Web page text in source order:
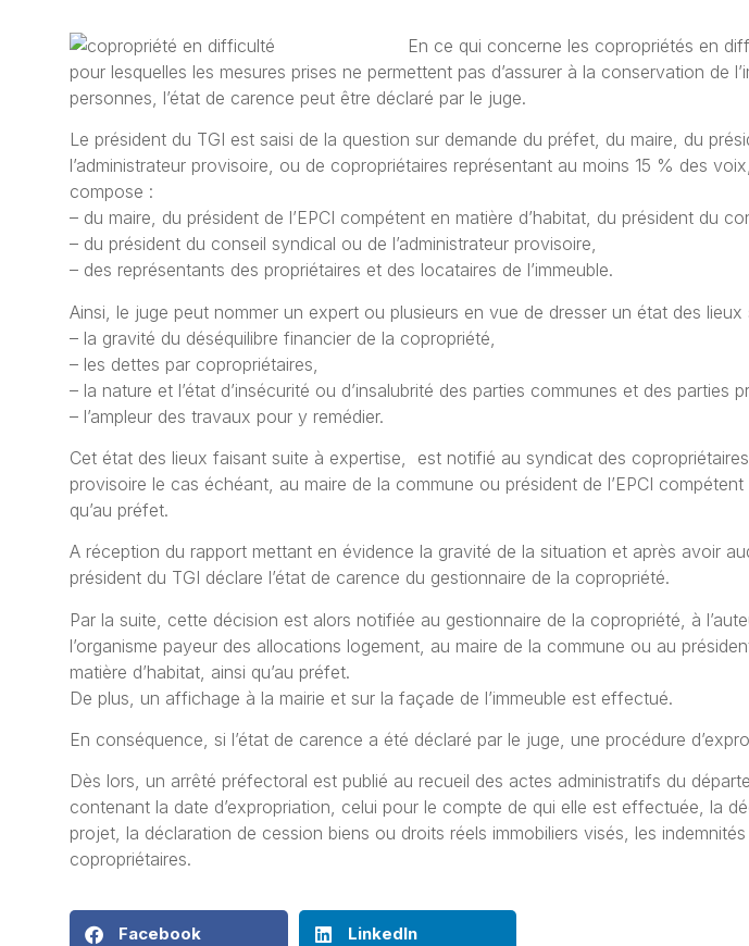
En ce qui concerne les copropriétés en
pour lesquelles les mesures prises ne permettent pas d’assurer à la conservation de
personnes, l’état de carence peut être déclaré par le juge.
Le président du TGI est saisi de la question sur demande du préfet, du maire, du
l’administrateur provisoire, ou de copropriétaires représentant au moins 15 % des
compose :
– du maire, du président de l’EPCI compétent en matière d’habitat, du président du
– du président du conseil syndical ou de l’administrateur provisoire,
– des représentants des propriétaires et des locataires de l’immeuble.
Ainsi, le juge peut nommer un expert ou plusieurs en vue de dresser un état des lieux
– la gravité du déséquilibre financier de la copropriété,
– les dettes par copropriétaires,
– la nature et l’état d’insécurité ou d’insalubrité des parties communes et des parties
– l’ampleur des travaux pour y remédier.
Cet état des lieux faisant suite à expertise, est notifié au syndicat des copropriétaires
provisoire le cas échéant, au maire de la commune ou président de l’EPCI compétent
qu’au préfet.
A réception du rapport mettant en évidence la gravité de la situation et après avoir
président du TGI déclare l’état de carence du gestionnaire de la copropriété.
Par la suite, cette décision est alors notifiée au gestionnaire de la copropriété, à
l’organisme payeur des allocations logement, au maire de la commune ou au
matière d’habitat, ainsi qu’au préfet.
De plus, un affichage à la mairie et sur la façade de l’immeuble est effectué.
En conséquence, si l’état de carence a été déclaré par le juge, une procédure
Dès lors, un arrêté préfectoral est publié au recueil des actes administratifs du
contenant la date d’expropriation, celui pour le compte de qui elle est effectuée, la
projet, la déclaration de cession biens ou droits réels immobiliers visés, les
copropriétaires.
Facebook LinkedIn